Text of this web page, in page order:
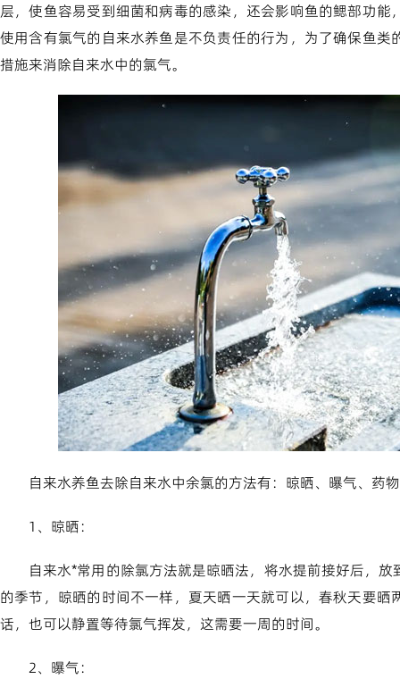
层，使鱼容易受到细菌和病毒的感染，还会影响鱼的鳃部功
使用含有氯气的自来水养鱼是不负责任的行为，为了确保鱼
措施来消除自来水中的氯气。
自来水养鱼去除自来水中余氯的方法有：晾晒、曝气、药
1、晾晒：
自来水*常用的除氯方法就是晾晒法，将水提前接好后，
的季节，晾晒的时间不一样，夏天晒一天就可以，春秋天要
话，也可以静置等待氯气挥发，这需要一周的时间。
2、曝气：